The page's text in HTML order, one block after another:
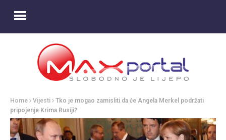
Home Vijesti
Tko je mogao zamisliti da će Angela Merkel podržati
pripojenje Krima Rusiji?